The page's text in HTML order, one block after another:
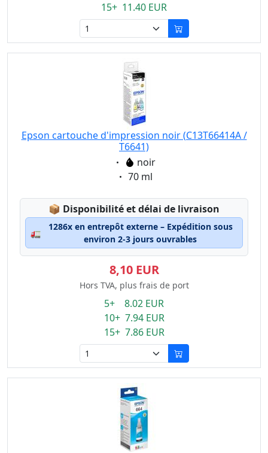
15+ 11.40 EUR
Epson cartouche d'impression noir (C13T66414A /
T6641)
Eigenschaft:
noir
Eigenschaft:
70 ml
📦 Lagerstatus:
Disponibilité et délai de livraison
🚛
1286x en entrepôt externe – Expédition sous
environ 2-3 jours ouvrables
8,10 EUR
Hors TVA, plus frais de port
5+ 8.02 EUR
10+ 7.94 EUR
15+ 7.86 EUR